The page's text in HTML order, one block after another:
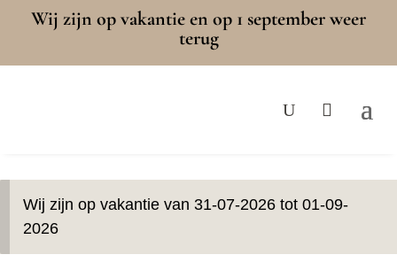
Wij zijn op vakantie en op 1 september weer
terug
Wij zijn op vakantie van 31-07-2026 tot 01-09-
2026